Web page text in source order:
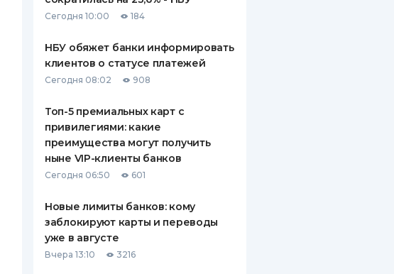
Сегодня 10:00 184
НБУ обяжет банки информировать
клиентов о статусе платежей
Сегодня 08:02 908
Топ-5 премиальных карт с
привилегиями: какие
преимущества могут получить
ныне VIP-клиенты банков
Сегодня 06:50 601
Новые лимиты банков: кому
заблокируют карты и переводы
уже в августе
Вчера 13:10 3216